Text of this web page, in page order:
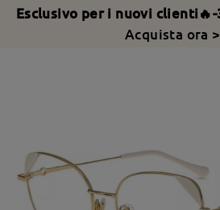
Esclusivo per i nuovi
Acquista ora >